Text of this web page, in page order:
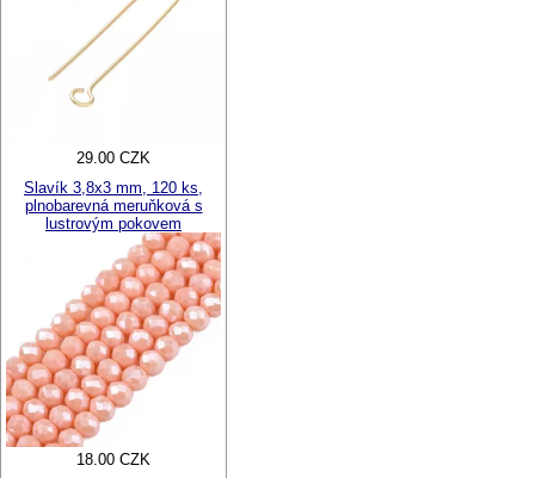
29.00 CZK
Slavík 3,8x3 mm, 120 ks,
plnobarevná meruňková s
lustrovým pokovem
18.00 CZK